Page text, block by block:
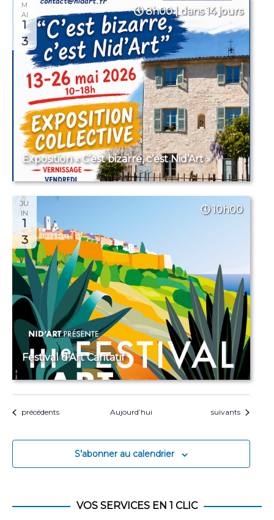
M
AI
1
3
8h00 | dans 14 jours
Exposition « C’est bizarre, c’est Nid’Art »
JU
IN
1
3
10h00
Festival d’Art Caritatif
Évènements
précédents Aujourd’hui Évènements
suivants
S’abonner au calendrier
VOS SERVICES EN 1 CLIC